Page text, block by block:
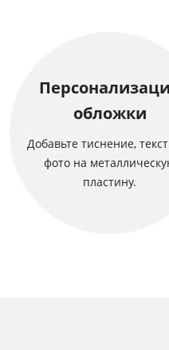
обложки
Добавьте тиснение,
фото на
пластину.